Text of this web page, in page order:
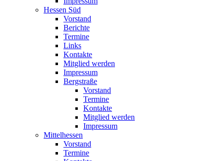
Hessen Süd
Vorstand
Berichte
Termine
Links
Kontakte
Mitglied werden
Impressum
Bergstraße
Vorstand
Termine
Kontakte
Mitglied werden
Impressum
Mittelhessen
Vorstand
Termine